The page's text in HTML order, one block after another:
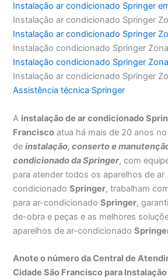
Instalação ar condicionado Springer
Instalação ar condicionado Springer
Instalação ar condicionado Springer
Instalação condicionado Springer
Instalação condicionado Springer
Instalação ar condicionado Springer
Assistência técnica Springer
A instalação de ar condicionado
Francisco atua há mais de 20 anos
deinstalação, conserto e
condicionado da Springer, com
para atender todos os aparelhos de ar
condicionadoSpringer, trabalham
para ar-condicionadoSpringer,
de-obra e peças e as melhores
aparelhos de ar-condicionado
Anote o número da Central de
Cidade São Francisco para